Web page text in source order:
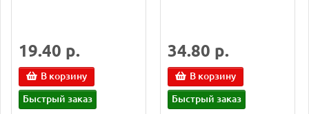
19.40 р.
В корзину
Быстрый заказ
34.80 р.
В корзину
Быстрый заказ